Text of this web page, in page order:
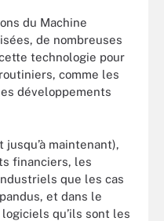
du Machine
de nombreuses
technologie pour
comme les
développements
jusqu’à maintenant),
financiers, les
que les cas
et dans le
qu’ils sont les